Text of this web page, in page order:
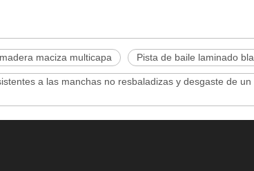
maciza multicapa Pista de baile laminado
a las manchas no resbaladizas y desgaste de